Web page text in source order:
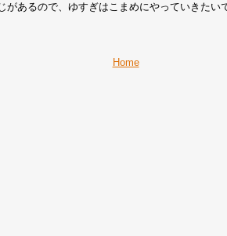
あるので、ゆすぎはこまめにやっていきたい
Home